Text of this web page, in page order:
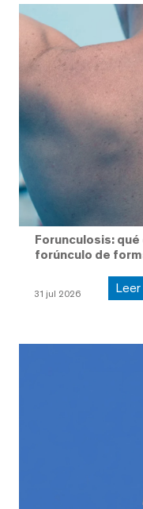
Forunculosis: qué
forúnculo de
31 jul 2026 Leer